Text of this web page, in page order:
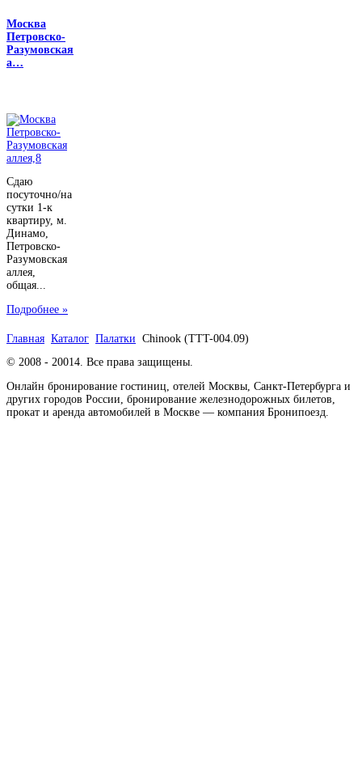
Москва
Петровско-
Разумовская
а…
Сдаю
посуточно/на
сутки 1-к
квартиру, м.
Динамо,
Петровско-
Разумовская
аллея,
общая...
Подробнее »
Главная Каталог Палатки Chinook (TTT-004.09)
© 2008 - 20014. Все права защищены.
Онлайн бронирование гостиниц, отелей Москвы, Санкт-Петербурга и
других городов России, бронирование железнодорожных билетов,
прокат и аренда автомобилей в Москве — компания Бронипоезд.